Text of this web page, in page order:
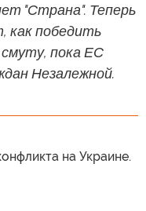
"Страна". Теперь
как победить
пока ЕС
Незалежной.
на Украине.